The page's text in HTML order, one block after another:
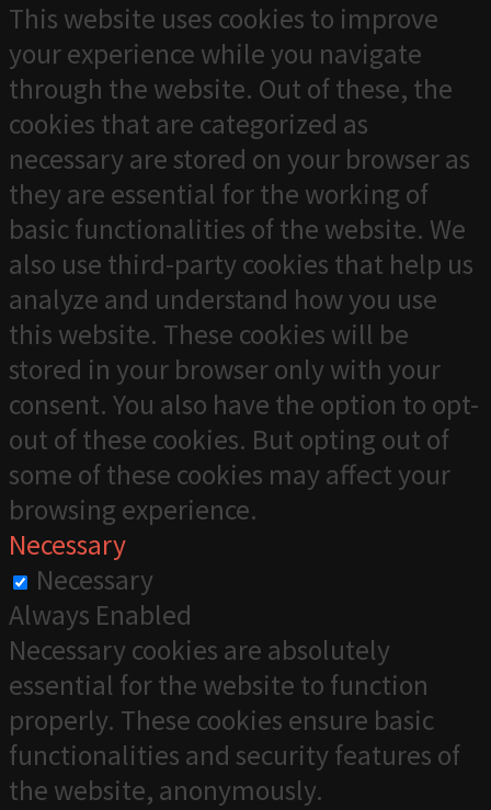
This website uses cookies to improve
your experience while you navigate
through the website. Out of these, the
cookies that are categorized as
necessary are stored on your browser as
they are essential for the working of
basic functionalities of the website. We
also use third-party cookies that help us
analyze and understand how you use
this website. These cookies will be
stored in your browser only with your
consent. You also have the option to opt-
out of these cookies. But opting out of
some of these cookies may affect your
browsing experience.
Necessary
Necessary
Always Enabled
Necessary cookies are absolutely
essential for the website to function
properly. These cookies ensure basic
functionalities and security features of
the website, anonymously.